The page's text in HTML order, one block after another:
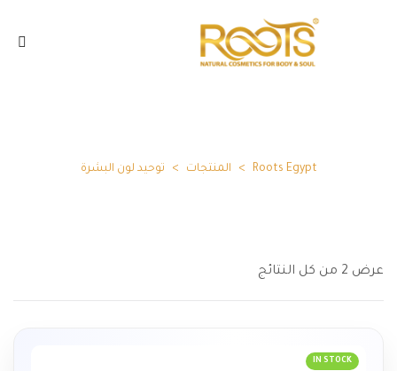
Roots Egypt
> المنتجات > توحيد لون البشرة
عرض ⁦2⁩ من كل النتائج
IN STOCK